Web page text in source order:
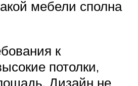
мебели сполна
к
потолки,
Дизайн не